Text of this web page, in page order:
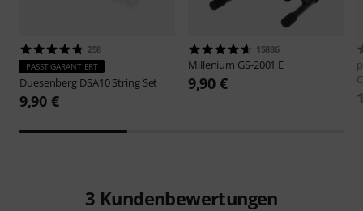
258
PASST GARANTIERT
Duesenberg DSA10 String Set
9,90 €
15886
Millenium GS-2001 E
9,90 €
3 Kundenbewertungen